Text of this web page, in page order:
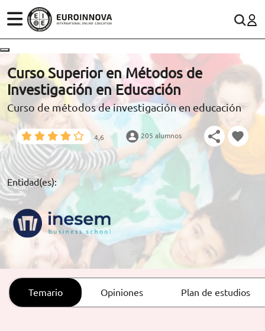
ÁREAS
ESTUDIOS
CONOCE EUROINNOVA
BECAS Y FINANCIACIÓN
RECURSOS EDUCATIVOS
ARTÍCULOS
ES
(+34)958 050 200(gratuito en España)
900 831 200
formacion@euroinnova.com
TRABAJA CON NOSOTROS
Curso Superior en Métodos de
Investigación en Educación
Curso de métodos de investigación en educación
4,6 205 alumnos
Entidad(es):
Temario Opiniones Plan de estudios